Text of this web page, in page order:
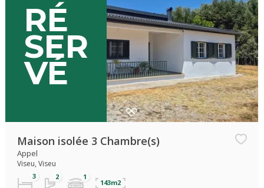
RÉ
SER
VÉ
Maison isolée 3 Chambre(s)
Appel
Viseu, Viseu
143m2